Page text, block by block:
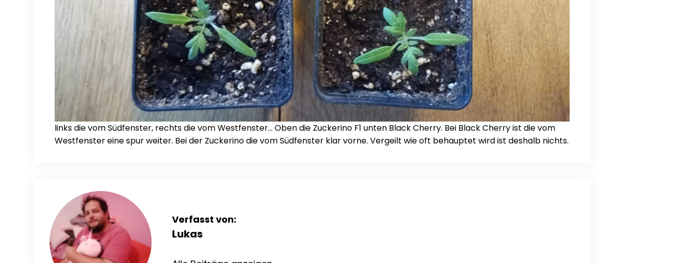
links die vom Südfenster, rechts die vom Westfenster… Oben die Zuckerino F1 unten Black Cherry. Bei Black Cherry ist die vom
Westfenster eine spur weiter. Bei der Zuckerino die vom Südfenster klar vorne. Vergeilt wie oft behauptet wird ist deshalb nichts.
Verfasst von:
Lukas